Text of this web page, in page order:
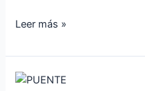
Leer más »
Cuerpo